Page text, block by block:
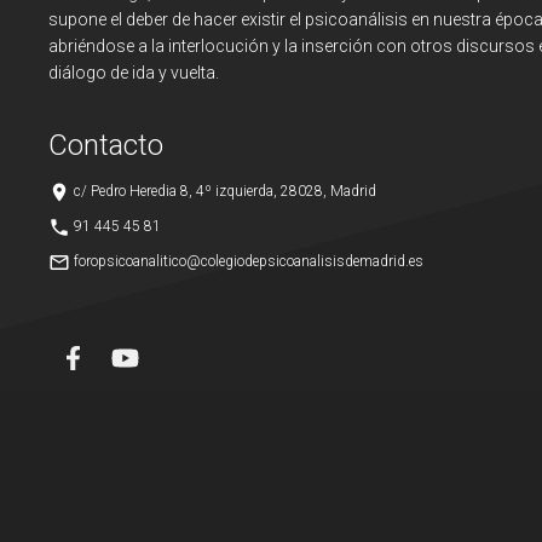
supone el deber de hacer existir el psicoanálisis en nuestra época,
abriéndose a la interlocución y la inserción con otros discursos
diálogo de ida y vuelta.
Contacto
place c/ Pedro Heredia 8, 4º izquierda, 28028, Madrid
phone 91 445 45 81
mail_outline foropsicoanalitico@colegiodepsicoanalisisdemadrid.es